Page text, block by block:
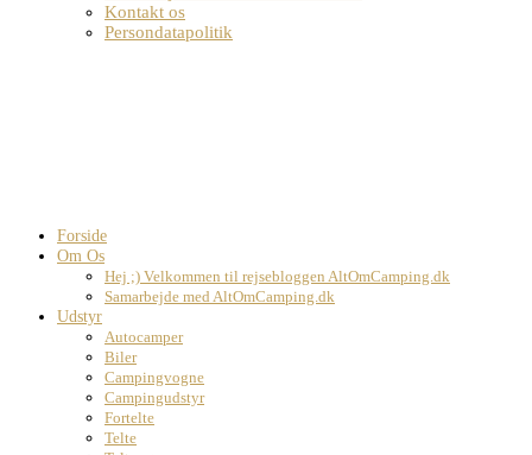
Kontakt os
Persondatapolitik
Forside
Om Os
Hej ;) Velkommen til rejsebloggen AltOmCamping.dk
Samarbejde med AltOmCamping.dk
Udstyr
Autocamper
Biler
Campingvogne
Campingudstyr
Fortelte
Telte